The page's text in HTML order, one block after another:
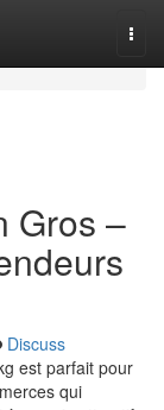
Gros –
Discuss
est parfait pour
qui